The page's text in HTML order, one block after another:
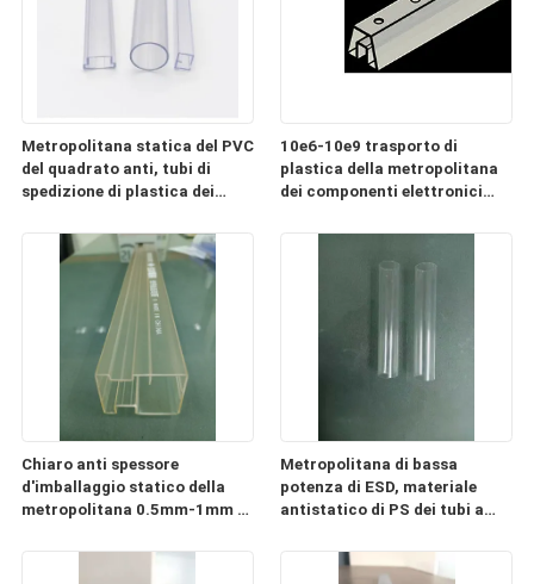
Metropolitana statica del PVC
del quadrato anti, tubi di
spedizione di plastica dei
10e6-10e9 trasporto di
plastica della metropolitana
dei componenti elettronici
Chiaro anti spessore
d'imballaggio statico della
metropolitana 0.5mm-1mm di
metropolitana
Metropolitana di bassa
potenza di ESD, materiale
antistatico di PS dei tubi a